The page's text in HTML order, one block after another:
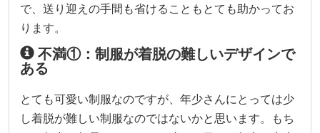
で、送り迎えの手間も省けることもとても助かってお
ります。
不満①：制服が着脱の難しいデザインで
ある
とても可愛い制服なのですが、年少さんにとっては少
し着脱が難しい制服なのではないかと思います。もち